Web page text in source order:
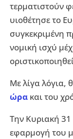
τερματιστούν
υιοθέτησε το
συγκεκριμένη
νομική ισχύ
Με λίγα λόγια,
ώρα και του
Την Κυριακή
εφαρμογή του